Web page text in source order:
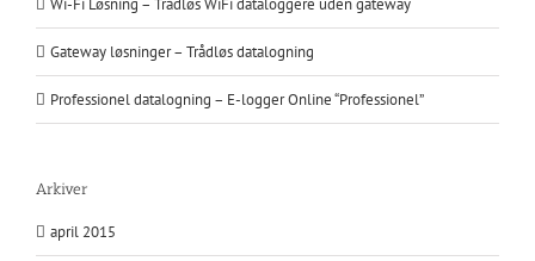
Gateway løsninger – Trådløs datalogning
Professionel datalogning – E-logger Online “Professionel”
Arkiver
april 2015